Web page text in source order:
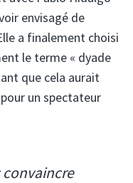
envisagé de
a finalement choisi
le terme « dyade
que cela aurait
un spectateur
convaincre